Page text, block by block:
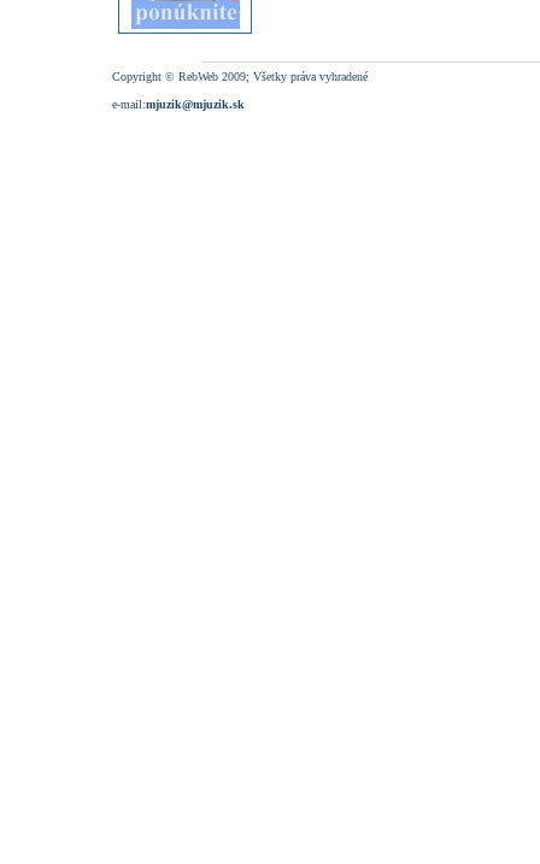
Copyright © RebWeb 2009; Všetky práva vyhradené
e-mail:mjuzik@mjuzik.sk